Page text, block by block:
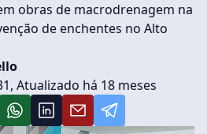
obras de macrodrenagem na
de enchentes no Alto
Atualizado há 18 meses